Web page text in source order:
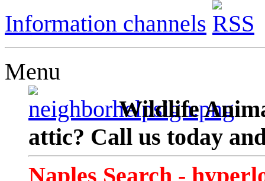
Information channels
Menu
Wildlife
attic? Call us today
Naples Search -